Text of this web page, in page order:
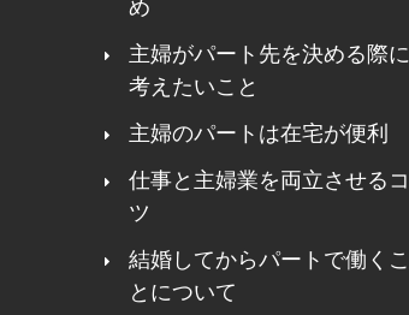
め
主婦がパート先を決める際に
考えたいこと
主婦のパートは在宅が便利
仕事と主婦業を両立させるコ
ツ
結婚してからパートで働くこ
とについて